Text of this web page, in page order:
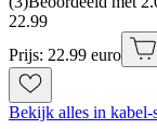
22.99
Prijs: 22.99 euro
Bekijk alles in kabel-